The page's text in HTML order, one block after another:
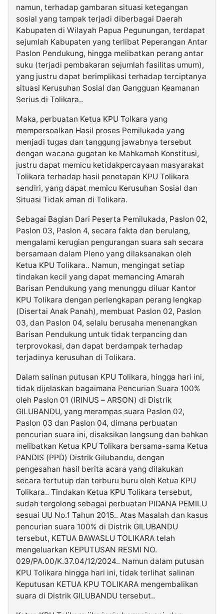
namun, terhadap gambaran situasi ketegangan
sosial yang tampak terjadi diberbagai Daerah
Kabupaten di Wilayah Papua Pegunungan, terdapat
sejumlah Kabupaten yang terlibat Peperangan Antar
Paslon Pendukung, hingga melibatkan perang antar
suku (terjadi pembakaran sejumlah fasilitas umum),
yang justru dapat berimplikasi terhadap terciptanya
situasi Kerusuhan Sosial dan Gangguan Keamanan
Serius di Tolikara..
Maka, perbuatan Ketua KPU Tolkara yang
mempersoalkan Hasil proses Pemilukada yang
menjadi tugas dan tanggung jawabnya tersebut
dengan wacana gugatan ke Mahkamah Konstitusi,
justru dapat memicu ketidakpercayaan masyarakat
Tolikara terhadap hasil penetapan KPU Tolikara
sendiri, yang dapat memicu Kerusuhan Sosial dan
Situasi Tidak aman di Tolikara.
Sebagai Bagian Dari Peserta Pemilukada, Paslon 02,
Paslon 03, Paslon 4, secara fakta dan berulang,
mengalami kerugian pengurangan suara sah secara
bersamaan dalam Pleno yang dilaksanakan oleh
Ketua KPU Tolikara.. Namun, mengingat setiap
tindakan kecil yang dapat memancing Amarah
Barisan Pendukung yang menunggu diluar Kantor
KPU Tolikara dengan perlengkapan perang lengkap
(Disertai Anak Panah), membuat Paslon 02, Paslon
03, dan Paslon 04, selalu berusaha menenangkan
Barisan Pendukung untuk tidak terpancing dan
terprovokasi, dan dapat berdampak terhadap
terjadinya kerusuhan di Tolikara.
Dalam salinan putusan KPU Tolikara, hingga hari ini,
tidak dijelaskan bagaimana Pencurian Suara 100%
oleh Paslon 01 (IRINUS – ARSON) di Distrik
GILUBANDU, yang merampas suara Paslon 02,
Paslon 03 dan Paslon 04, dimana perbuatan
pencurian suara ini, disaksikan langsung dan bahkan
melibatkan Ketua KPU Tolikara bersama-sama Ketua
PANDIS (PPD) Distrik Gilubandu, dengan
pengesahan hasil berita acara yang dilakukan
secara tertutup dan terburu buru oleh Ketua KPU
Tolikara.. Tindakan Ketua KPU Tolikara tersebut,
sudah tergolong sebagai perbuatan PIDANA PEMILU
sesuai UU No.1 Tahun 2015.. Atas Masalah dan kasus
pencurian suara 100% di Distrik GILUBANDU
tersebut, KETUA BAWASLU TOLIKARA telah
mengeluarkan KEPUTUSAN RESMI NO.
029/PA.00/K.37.04/12/2024.. Namun dalam putusan
KPU Tolikara hingga hari ini, tidak terlihat salinan
Keputusan KETUA KPU TOLIKARA mengembalikan
suara di Distrik GILUBANDU tersebut..